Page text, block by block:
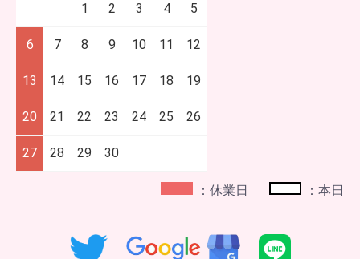
1 2 3 4 5
6 7 8 9 10 11 12
13 14 15 16 17 18 19
20 21 22 23 24 25 26
27 28 29 30
：休業日 ：本日